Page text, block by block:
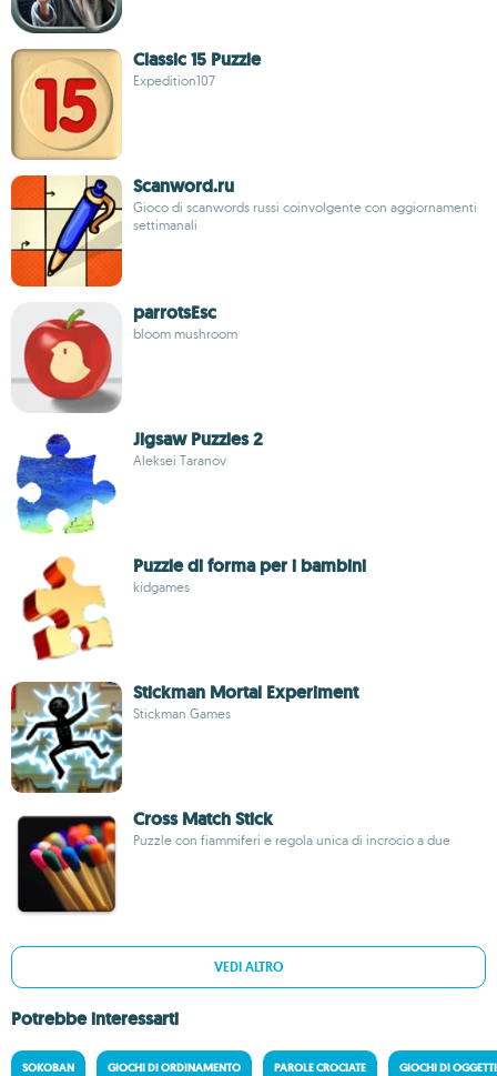
Classic 15 Puzzle
Expedition107
Scanword.ru
Gioco di scanwords russi coinvolgente con aggiornamenti
settimanali
parrotsEsc
bloom mushroom
Jigsaw Puzzles 2
Aleksei Taranov
Puzzle di forma per i bambini
kidgames
Stickman Mortal Experiment
Stickman Games
Cross Match Stick
Puzzle con fiammiferi e regola unica di incrocio a due
VEDI ALTRO
Potrebbe interessarti
SOKOBAN GIOCHI DI ORDINAMENTO PAROLE CROCIATE GIOCHI DI